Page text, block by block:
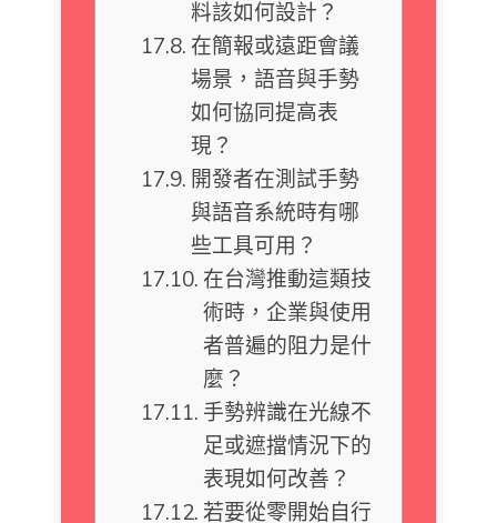
料該如何設計？
在簡報或遠距會議
場景，語音與手勢
如何協同提高表
現？
開發者在測試手勢
與語音系統時有哪
些工具可用？
在台灣推動這類技
術時，企業與使用
者普遍的阻力是什
麼？
手勢辨識在光線不
足或遮擋情況下的
表現如何改善？
若要從零開始自行